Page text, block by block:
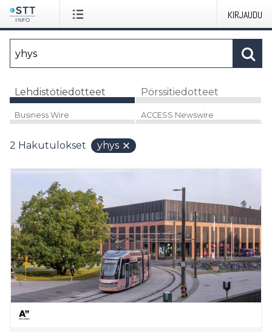
KIRJAUDU
Lehdistötiedotteet Pörssitiedotteet
Business Wire ACCESS Newswire
2 Hakutulokset yhys